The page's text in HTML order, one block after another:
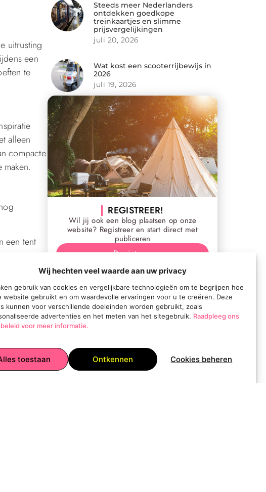
Wij hechten veel waarde aan uw privacy
gebruik van cookies en vergelijkbare technologieën om te begrijpen hoe
website gebruikt en om waardevolle ervaringen voor u te creëren. Deze
kunnen voor verschillende doeleinden worden gebruikt, zoals
advertenties en het meten van het sitegebruik. Raadpleeg ons
voor meer informatie.
toestaan Ontkennen Cookies beheren
uitrusting
een
te
alleen
compacte
een tent
en
de regio
staan
Steeds meer Nederlanders
ontdekken goedkope
treinkaartjes en slimme
prijsvergelijkingen
juli 20, 2026
Wat kost een scooterrijbewijs in
2026
juli 19, 2026
REGISTREER!
Wil jij ook een blog plaatsen op onze
website? Registreer en start direct met
publiceren
Registreer